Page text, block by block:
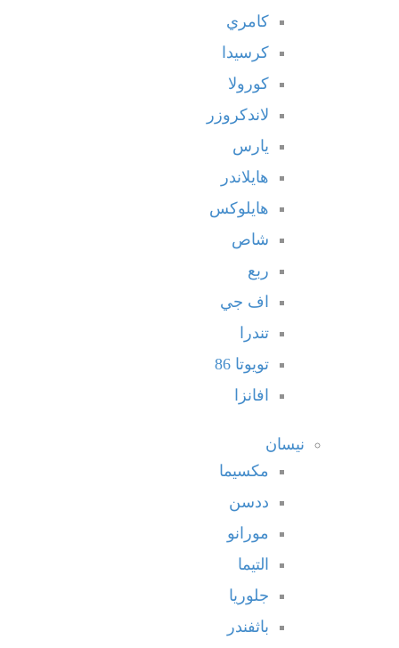
كامري
كرسيدا
كورولا
لاندكروزر
يارس
هايلاندر
هايلوكس
شاص
ربع
اف جي
تندرا
تويوتا 86
افانزا
نيسان
مكسيما
ددسن
مورانو
التيما
جلوريا
باثفندر